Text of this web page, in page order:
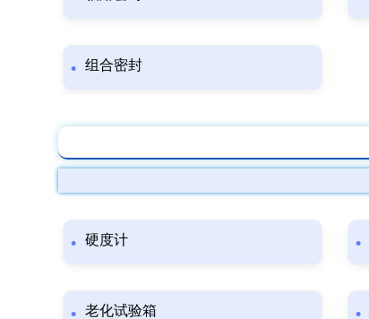
组合密封
硬度计
老化试验箱